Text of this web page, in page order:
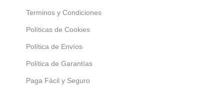
Terminos y Condiciones
Políticas de Cookies
Política de Envíos
Política de Garantías
Paga Fácil y Seguro